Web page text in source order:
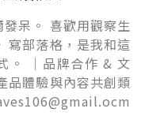
呆。 喜歡用觀察生
寫部落格，是我和這
。 ｜品牌合作 & 文
品體驗與內容共創類